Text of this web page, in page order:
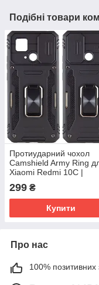
Подібні товари
Протиударний чохол
Camshield Army Ring
Xiaomi Redmi 10C |
підставкою Чорний /
299 ₴
Купити
Про нас
100% позитивних